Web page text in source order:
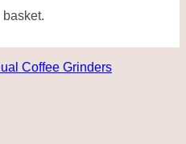
basket.
Coffee Grinders